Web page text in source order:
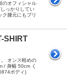
のオフィシャル
っかりしてい
ク腰元にもプリ
SHIRT
オンス軽めの
/ 身幅 50cm く
ボディ)